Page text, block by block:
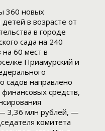
360 новых
в возрасте от
в городе
сада на 240
на 60 мест в
Приамурский и
садов направлено
средств,
3,36 млн рублей, —
комитета